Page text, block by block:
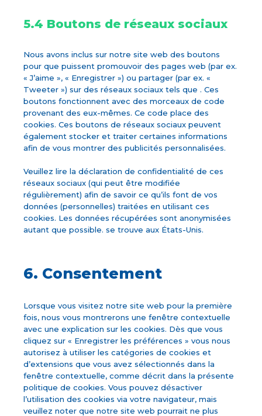
5.4 Boutons de réseaux sociaux
Nous avons inclus sur notre site web des boutons
pour que puissent promouvoir des pages web (par ex.
« J’aime », « Enregistrer ») ou partager (par ex. «
Tweeter ») sur des réseaux sociaux tels que . Ces
boutons fonctionnent avec des morceaux de code
provenant des eux-mêmes. Ce code place des
cookies. Ces boutons de réseaux sociaux peuvent
également stocker et traiter certaines informations
afin de vous montrer des publicités personnalisées.
Veuillez lire la déclaration de confidentialité de ces
réseaux sociaux (qui peut être modifiée
régulièrement) afin de savoir ce qu’ils font de vos
données (personnelles) traitées en utilisant ces
cookies. Les données récupérées sont anonymisées
autant que possible. se trouve aux États-Unis.
6. Consentement
Lorsque vous visitez notre site web pour la première
fois, nous vous montrerons une fenêtre contextuelle
avec une explication sur les cookies. Dès que vous
cliquez sur « Enregistrer les préférences » vous nous
autorisez à utiliser les catégories de cookies et
d’extensions que vous avez sélectionnés dans la
fenêtre contextuelle, comme décrit dans la présente
politique de cookies. Vous pouvez désactiver
l’utilisation des cookies via votre navigateur, mais
veuillez noter que notre site web pourrait ne plus